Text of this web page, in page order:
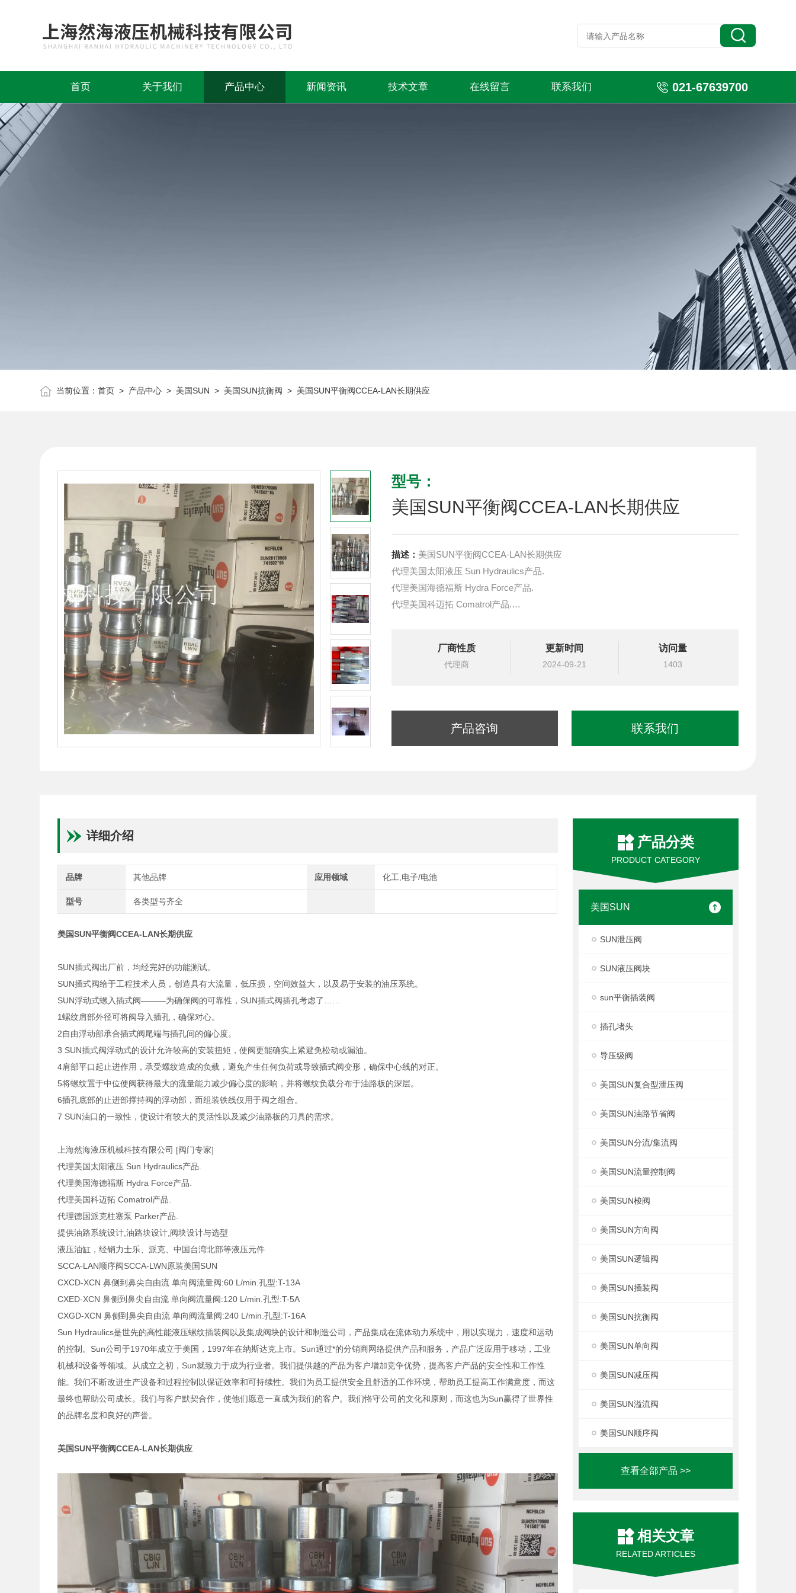
首页 关于我们 产品中心 新闻资讯 技术文章 在线留言 联系我们 021-67639700
当前位置：首页 > 产品中心 > 美国SUN > 美国SUN抗衡阀 > 美国SUN平衡阀CCEA-LAN长期供应
型号：
美国SUN平衡阀CCEA-LAN长期供应
描述： 美国SUN平衡阀CCEA-LAN长期供应
代理美国太阳液压 Sun Hydraulics产品.
代理美国海德福斯 Hydra Force产品.
代理美国科迈拓 Comatrol产品.
液压油缸，经销力士乐、派克、中国台湾北部等液压元件
厂商性质
代理商
更新时间
2024-09-21
访问量
1403
产品咨询 联系我们
产品分类
PRODUCT CATEGORY
美国SUN
SUN泄压阀
SUN液压阀块
sun平衡插装阀
插孔堵头
导压级阀
美国SUN复合型泄压阀
美国SUN油路节省阀
美国SUN分流/集流阀
美国SUN流量控制阀
美国SUN梭阀
美国SUN方向阀
美国SUN逻辑阀
美国SUN插装阀
美国SUN抗衡阀
美国SUN单向阀
美国SUN减压阀
美国SUN溢流阀
美国SUN顺序阀
查看全部产品 >>
相关文章
RELATED ARTICLES
详细介绍
品牌 其他品牌 应用领域 化工,电子/电池
型号 各类型号齐全
美国SUN平衡阀CCEA-LAN长期供应
SUN插式阀出厂前，均经完好的功能测试。
SUN插式阀给于工程技术人员，创造具有大流量，低压损，空间效益大，以及易于安装的油压系统。
SUN浮动式螺入插式阀———为确保阀的可靠性，SUN插式阀插孔考虑了……
1螺纹肩部外径可将阀导入插孔，确保对心。
2自由浮动部承合插式阀尾端与插孔间的偏心度。
3 SUN插式阀浮动式的设计允许较高的安装扭矩，使阀更能确实上紧避免松动或漏油。
4肩部平口起止进作用，承受螺纹造成的负载，避免产生任何负荷或导致插式阀变形，确保中心线的对正。
5将螺纹置于中位使阀获得最大的流量能力减少偏心度的影响，并将螺纹负载分布于油路板的深层。
6插孔底部的止进部撑持阀的浮动部，而组装铁线仅用于阀之组合。
7 SUN油口的一致性，使设计有较大的灵活性以及减少油路板的刀具的需求。
上海然海液压机械科技有限公司 [阀门专家]
代理美国太阳液压 Sun Hydraulics产品.
代理美国海德福斯 Hydra Force产品.
代理美国科迈拓 Comatrol产品.
代理德国派克柱塞泵 Parker产品.
提供油路系统设计,油路块设计,阀块设计与选型
液压油缸，经销力士乐、派克、中国台湾北部等液压元件
SCCA-LAN顺序阀SCCA-LWN原装美国SUN
CXCD-XCN 鼻侧到鼻尖自由流 单向阀流量阀:60 L/min.孔型:T-13A
CXED-XCN 鼻侧到鼻尖自由流 单向阀流量阀:120 L/min.孔型:T-5A
CXGD-XCN 鼻侧到鼻尖自由流 单向阀流量阀:240 L/min.孔型:T-16A
Sun Hydraulics是世先的高性能液压螺纹插装阀以及集成阀块的设计和制造公司，产品集成在流体动力系统中，用以实现力，速度和运动
的控制。Sun公司于1970年成立于美国，1997年在纳斯达克上市。Sun通过*的分销商网络提供产品和服务，产品广泛应用于移动，工业
机械和设备等领域。从成立之初，Sun就致力于成为行业者。我们提供越的产品为客户增加竞争优势，提高客户产品的安全性和工作性
能。我们不断改进生产设备和过程控制以保证效率和可持续性。我们为员工提供安全且舒适的工作环境，帮助员工提高工作满意度，而这
最终也帮助公司成长。我们与客户默契合作，使他们愿意一直成为我们的客户。我们恪守公司的文化和原则，而这也为Sun赢得了世界性
的品牌名度和良好的声誉。
美国SUN平衡阀CCEA-LAN长期供应